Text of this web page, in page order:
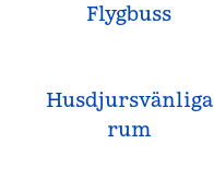
Flygbuss
Husdjursvänliga
rum